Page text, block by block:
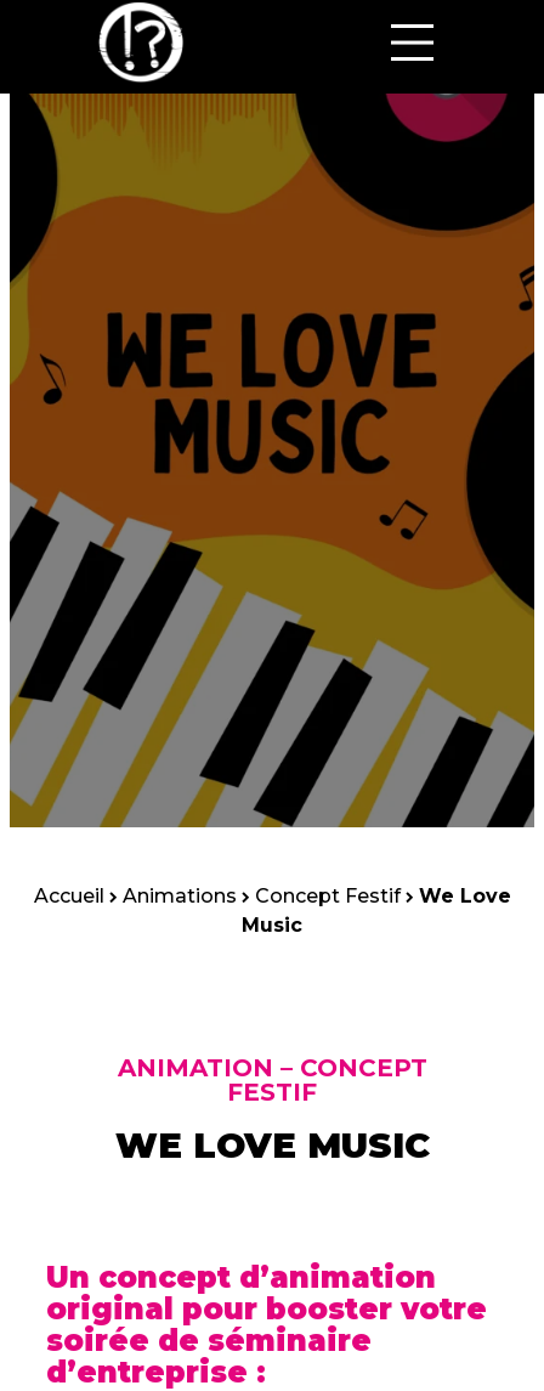
Accueil Animations Concept Festif
We Love
Music
ANIMATION – CONCEPT
FESTIF
WE LOVE MUSIC
Un concept d’animation
original pour booster votre
soirée de séminaire
d’entreprise :